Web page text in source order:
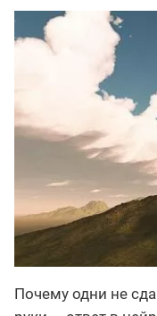
Почему одни не